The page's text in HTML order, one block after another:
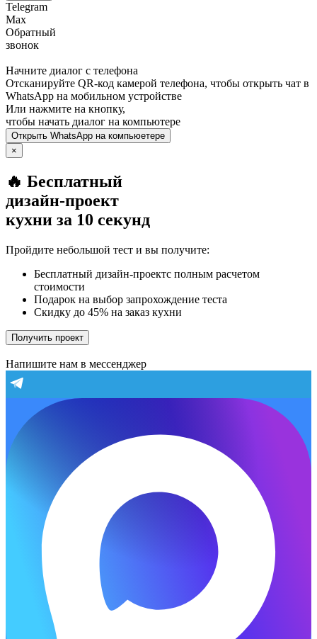
Telegram
Max
Обратный
звонок
Начните диалог с телефона
Отсканируйте QR-код камерой телефона, чтобы открыть чат в
WhatsApp на мобильном устройстве
Или нажмите на кнопку,
чтобы начать диалог на компьютере
Открыть WhatsApp на компьюетере
×
🔥 Бесплатный
дизайн-проект
кухни за 10 секунд
Пройдите небольшой тест и вы получите:
Бесплатный дизайн-проектс полным расчетом
стоимости
Подарок на выбор запрохождение теста
Скидку до 45% на заказ кухни
Получить проект
Напишите нам в мессенджер